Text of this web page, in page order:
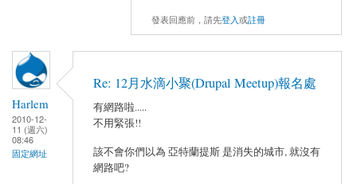
發表回應前，請先登入或註冊
Harlem
2010-12-
11 (週六)
08:46
固定網址
Re: 12月水滴小聚(Drupal Meetup)報名處
有網路啦.....
不用緊張!!
該不會你們以為 亞特蘭提斯 是消失的城市, 就沒有
網路吧?